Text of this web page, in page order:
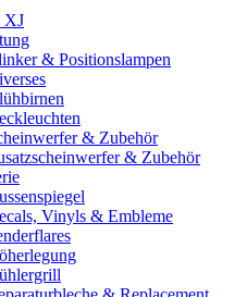
XJ
& Positionslampen
& Zubehör
& Zubehör
Vinyls & Embleme